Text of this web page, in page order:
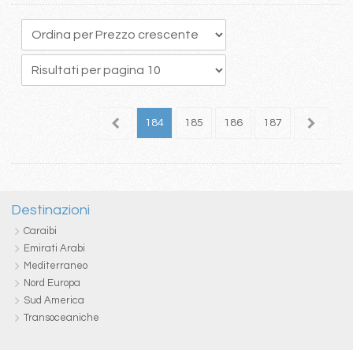
183 184 185 186 187 188
Destinazioni
Caraibi
Emirati Arabi
Mediterraneo
Nord Europa
Sud America
Transoceaniche